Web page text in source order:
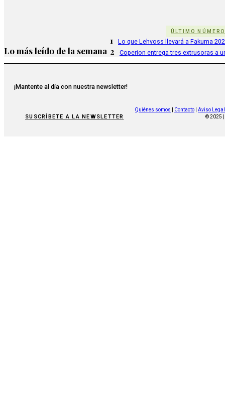
ÚLTIMO NÚMERO
Lo más leído de la semana
1 Lo que Lehvoss llevará a Fakuma
2 Coperion entrega tres extrusoras a
¡Mantente al día con nuestra newsletter!
SUSCRÍBETE A LA NEWSLETTER
Quiénes somos Contacto
Aviso Legal
© 2025